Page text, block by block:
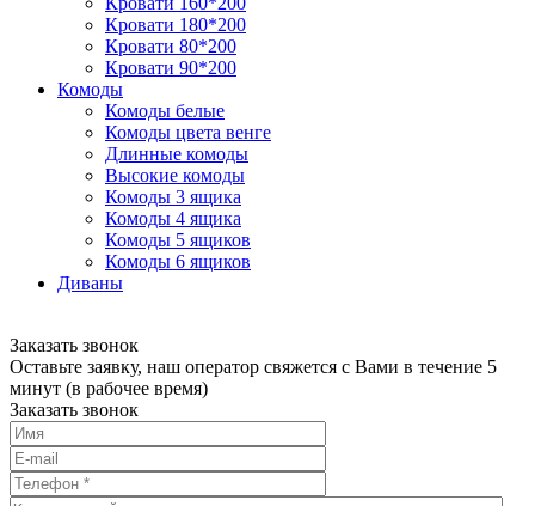
Кровати 180*200
Кровати 80*200
Кровати 90*200
Комоды
Комоды белые
Комоды цвета венге
Длинные комоды
Высокие комоды
Комоды 3 ящика
Комоды 4 ящика
Комоды 5 ящиков
Комоды 6 ящиков
Диваны
Заказать звонок
Оставьте заявку, наш оператор свяжется с Вами в течение 5
минут (в рабочее время)
Заказать звонок